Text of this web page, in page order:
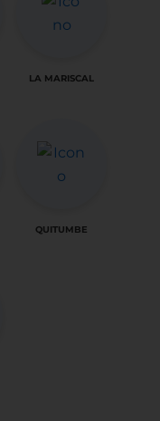
LA MARISCAL
QUITUMBE